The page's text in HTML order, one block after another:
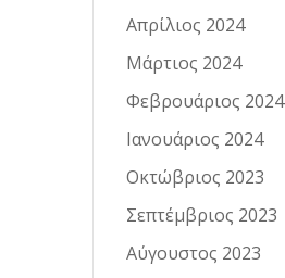
Απρίλιος 2024
Μάρτιος 2024
Φεβρουάριος 2024
Ιανουάριος 2024
Οκτώβριος 2023
Σεπτέμβριος 2023
Αύγουστος 2023